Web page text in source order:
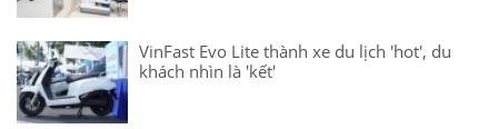
VinFast Evo Lite thành xe du lịch 'hot', du
khách nhìn là 'kết'